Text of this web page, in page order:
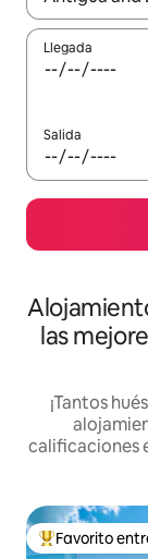
Llegada
Salida
las
¡Tantos
calificaciones
De los mejores
Favorito